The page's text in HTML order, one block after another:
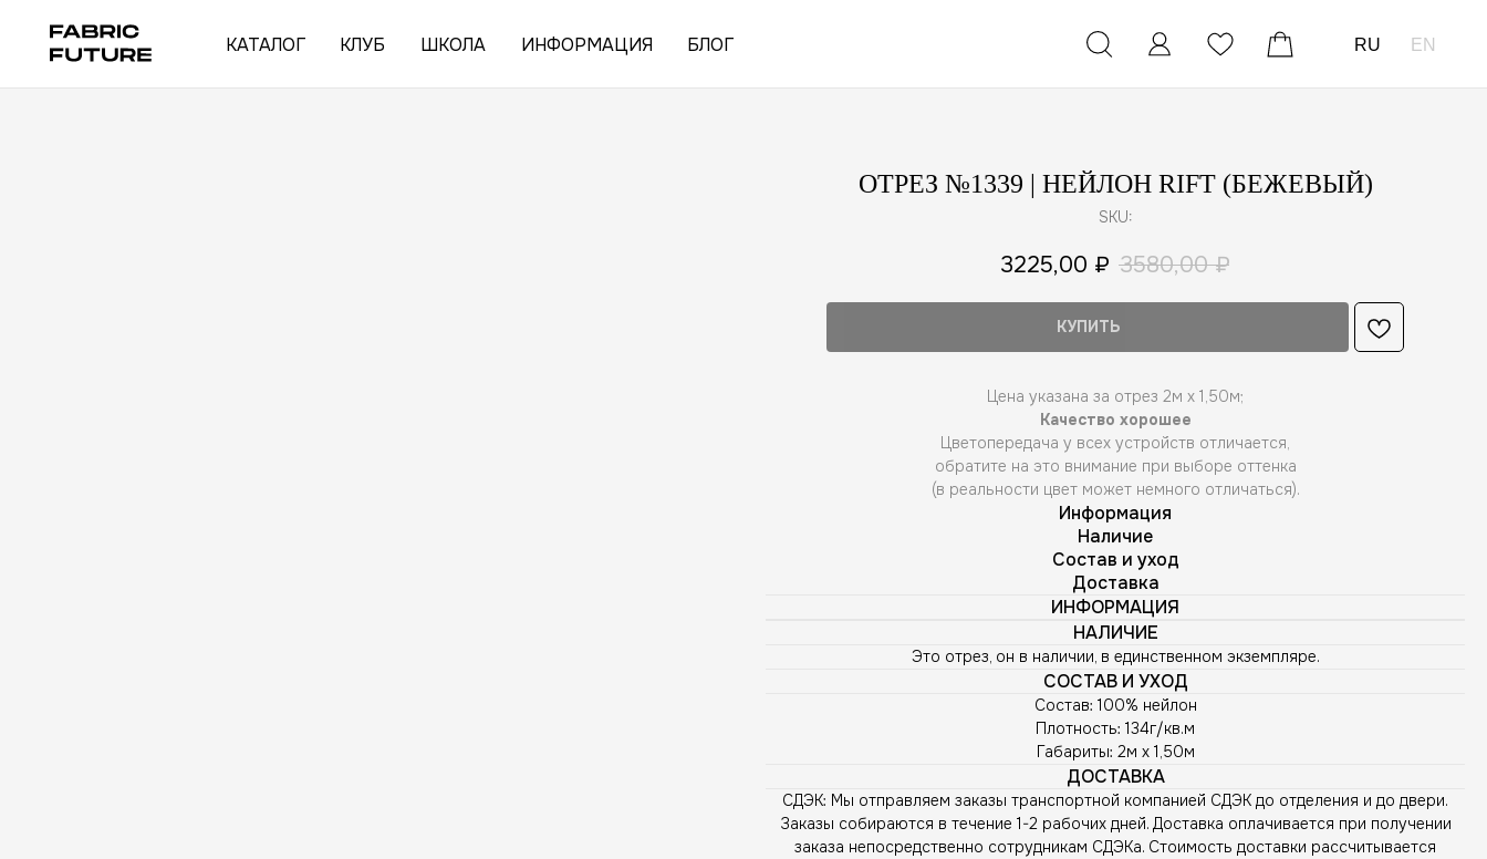
RU EN
КАТАЛОГ КЛУБ ШКОЛА ИНФОРМАЦИЯ БЛОГ
ОТРЕЗ №1339 | НЕЙЛОН RIFT (БЕЖЕВЫЙ)
SKU:
3225,00 ₽ 3580,00 ₽
КУПИТЬ
Цена указана за отрез 2м х 1,50м;
Качество хорошее
Цветопередача у всех устройств отличается,
обратите на это внимание при выборе оттенка
(в реальности цвет может немного отличаться).
Информация
Наличие
Состав и уход
Доставка
ИНФОРМАЦИЯ
НАЛИЧИЕ
Это отрез, он в наличии, в единственном экземпляре.
СОСТАВ И УХОД
Состав: 100% нейлон
Плотность: 134г/кв.м
Габариты: 2м х 1,50м
ДОСТАВКА
СДЭК: Мы отправляем заказы транспортной компанией СДЭК до отделения и до двери.
Заказы собираются в течение 1-2 рабочих дней. Доставка оплачивается при получении
заказа непосредственно сотрудникам СДЭКа. Стоимость доставки рассчитывается